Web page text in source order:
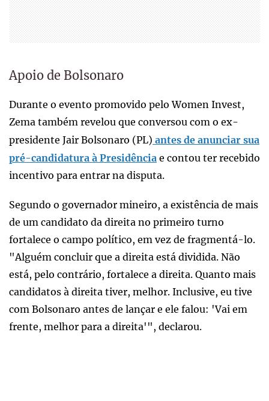
Apoio de Bolsonaro
Durante o evento promovido pelo Women Invest,
Zema também revelou que conversou com o ex-
presidente Jair Bolsonaro (PL) antes de anunciar sua
pré-candidatura à Presidência e contou ter recebido
incentivo para entrar na disputa.
Segundo o governador mineiro, a existência de mais
de um candidato da direita no primeiro turno
fortalece o campo político, em vez de fragmentá-lo.
"Alguém concluir que a direita está dividida. Não
está, pelo contrário, fortalece a direita. Quanto mais
candidatos à direita tiver, melhor. Inclusive, eu tive
com Bolsonaro antes de lançar e ele falou: 'Vai em
frente, melhor para a direita'", declarou.